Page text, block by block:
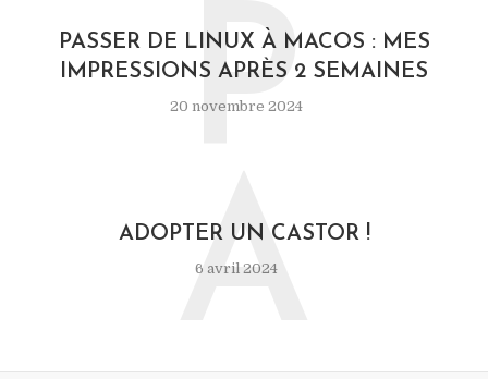
PASSER DE LINUX À MACOS : MES
IMPRESSIONS APRÈS 2 SEMAINES
20 novembre 2024
P
ADOPTER UN CASTOR !
6 avril 2024
A